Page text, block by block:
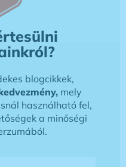
blogcikkek,
mely
használható fel,
a minőségi